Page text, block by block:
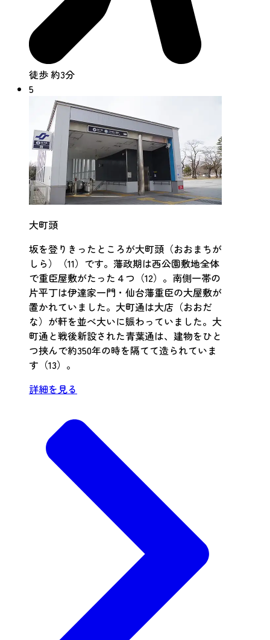
徒歩 約3分
5
大町頭
坂を登りきったところが大町頭（おおまちが
しら）（11）です。藩政期は西公園敷地全体
で重臣屋敷がたった４つ（12）。南側一帯の
片平丁は伊達家一門・仙台藩重臣の大屋敷が
置かれていました。大町通は大店（おおだ
な）が軒を並べ大いに賑わっていました。大
町通と戦後新設された青葉通は、建物をひと
つ挟んで約350年の時を隔てて造られていま
す（13）。
詳細を見る